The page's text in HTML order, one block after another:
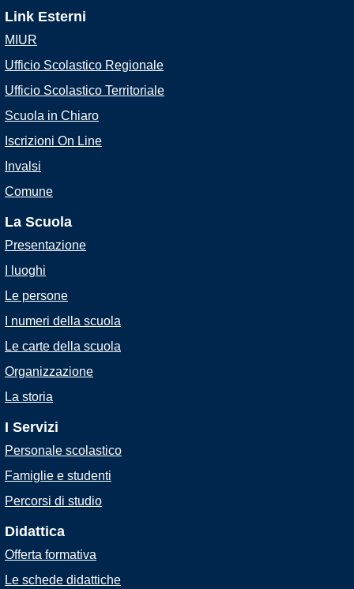
Link Esterni
MIUR
Ufficio Scolastico Regionale
Ufficio Scolastico Territoriale
Scuola in Chiaro
Iscrizioni On Line
Invalsi
Comune
La Scuola
Presentazione
I luoghi
Le persone
I numeri della scuola
Le carte della scuola
Organizzazione
La storia
I Servizi
Personale scolastico
Famiglie e studenti
Percorsi di studio
Didattica
Offerta formativa
Le schede didattiche